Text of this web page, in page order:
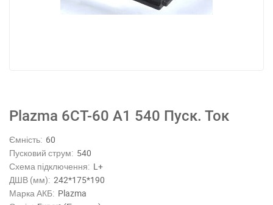
Plazma 6СТ-60 А1 540 Пуск. Ток
Ємність: 60
Пусковий струм: 540
Схема підключення: L+
ДШВ (мм): 242*175*190
Марка АКБ: Plazma